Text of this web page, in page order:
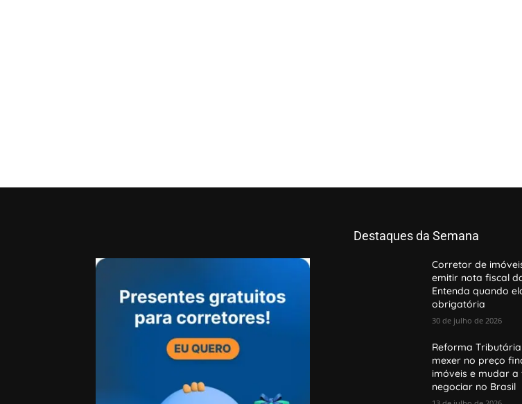
Destaques da Semana
Corretor de
emitir nota fiscal
Entenda quando
obrigatória
30 de julho de 2026
Reforma
mexer no preço
imóveis e mudar
negociar no Brasil